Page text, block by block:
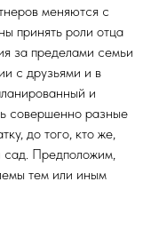
меняются с
принять роли отца
за пределами семьи
с друзьями и в
и
совершенно разные
до того, кто же,
сад. Предположим,
тем или иным